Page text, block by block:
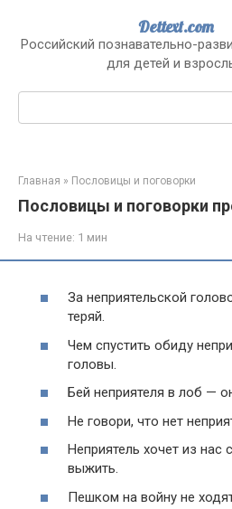
контенту
Dettext.com
Российский познавательно-
для детей и
Поиск:
Главная » Пословицы и поговорки
Пословицы и поговорки
На чтение: 1 мин
За неприятельской
теряй.
Чем спустить обиду
головы.
Бей неприятеля в лоб —
Не говори, что нет
Неприятель хочет из нас
выжить.
Пешком на войну не